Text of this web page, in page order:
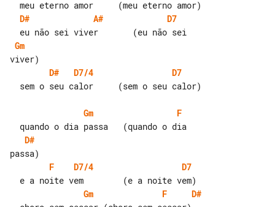
D#
A#
D7
Gm
D#
D7/4
D7
Gm
F
D#
F
D7/4
D7
Gm
F
D#